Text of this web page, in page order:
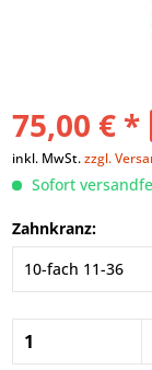
75,00 € *
inkl. MwSt.zzgl.
Sofort
Zahnkranz: